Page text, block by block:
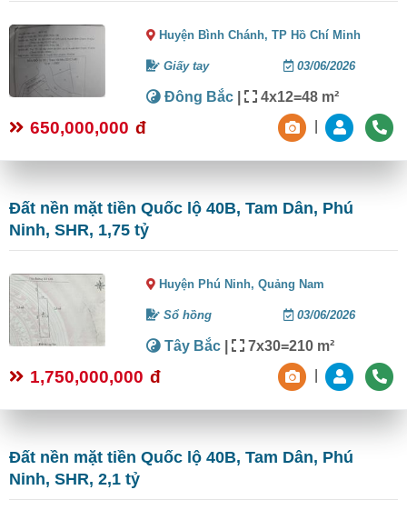
Huyện Bình Chánh,TP Hồ Chí Minh
Giấy tay 03/06/2026
Đông Bắc | 4x12=48 m²
650,000,000 đ
Đất nền mặt tiền Quốc lộ 40B, Tam Dân, Phú
Ninh, SHR, 1,75 tỷ
Huyện Phú Ninh,Quảng Nam
Sổ hồng 03/06/2026
Tây Bắc | 7x30=210 m²
1,750,000,000 đ
Đất nền mặt tiền Quốc lộ 40B, Tam Dân, Phú
Ninh, SHR, 2,1 tỷ